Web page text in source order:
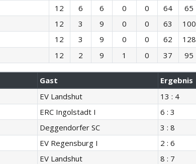
12 6 6 0 0 64 65
12 3 9 0 0 63 100
12 3 9 0 0 62 128
12 2 9 1 0 37 95
Gast
Ergebnis
EV Landshut
13 : 4
ERC Ingolstadt I
6 : 3
Deggendorfer SC
3 : 8
EV Regensburg I
2 : 6
EV Landshut
8 : 7